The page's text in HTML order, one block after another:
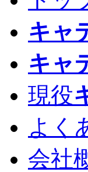
キャ
キャ
現役
よく
会社